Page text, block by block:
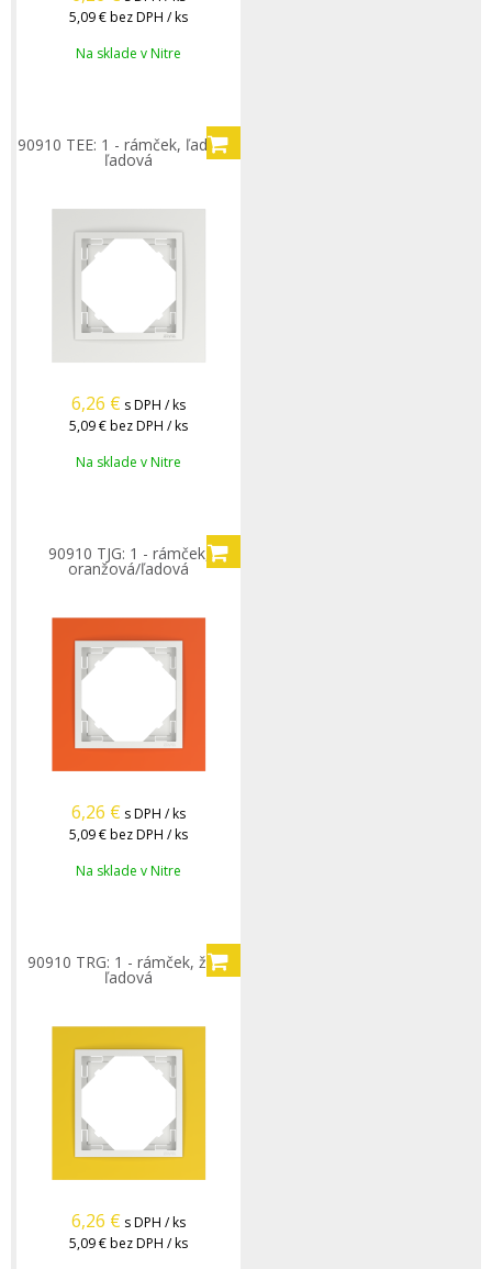
5,09 €bez DPH / ks
Na sklade v Nitre
90910 TEE: 1 - rámček, ľadová/
ľadová
6,26 € s DPH / ks
5,09 €bez DPH / ks
Na sklade v Nitre
90910 TJG: 1 - rámček,
oranžová/ľadová
6,26 € s DPH / ks
5,09 €bez DPH / ks
Na sklade v Nitre
90910 TRG: 1 - rámček, žltá/
ľadová
6,26 € s DPH / ks
5,09 €bez DPH / ks